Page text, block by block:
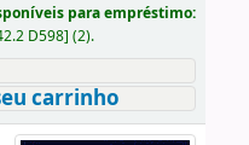
para empréstimo:
D598] (2).
carrinho